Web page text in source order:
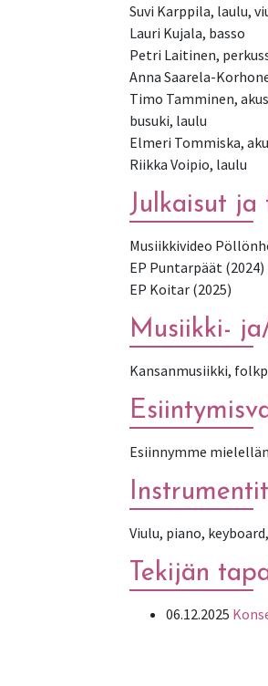
Suvi Karppila, laulu,
Lauri Kujala, basso
Petri Laitinen,
Anna Saarela-
Timo Tamminen,
busuki, laulu
Elmeri Tommiska,
Julkaisut ja
Musiikkivideo
EP Puntarpäät (2024)
EP Koitar (2025)
Musiikki-
Kansanmusiikki,
Esiinnymme
Instrumentit
Viulu, piano,
Tekijän
06.12.2025